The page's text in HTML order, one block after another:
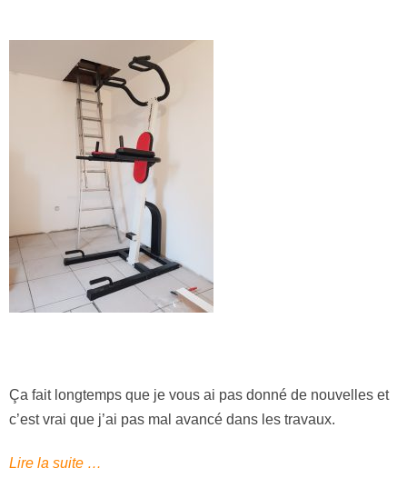
Ça fait longtemps que je vous ai pas donné de nouvelles et
c’est vrai que j’ai pas mal avancé dans les travaux.
Lire la suite …